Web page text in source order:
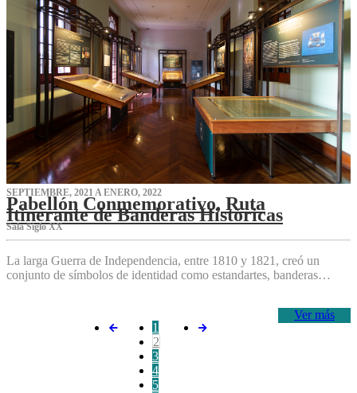
SEPTIEMBRE, 2021 A ENERO, 2022
Pabellón Conmemorativo, Ruta
Itinerante de Banderas Históricas
Sala Siglo XX
La larga Guerra de Independencia, entre 1810 y 1821, creó un
conjunto de símbolos de identidad como estandartes, banderas…
Ver más
1
2
3
4
5